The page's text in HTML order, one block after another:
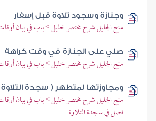
وجنازة وسجود تلاوة قبل إسفار
منح الجليل شرح مختصر خليل > باب في بيان
صلي على الجنازة في وقت كراهة
منح الجليل شرح مختصر خليل > باب في بيان
ومجاوزتها لمتطهر ( سجدة
منح الجليل شرح مختصر خليل > باب في بيان
فصل في سجدة التلاوة